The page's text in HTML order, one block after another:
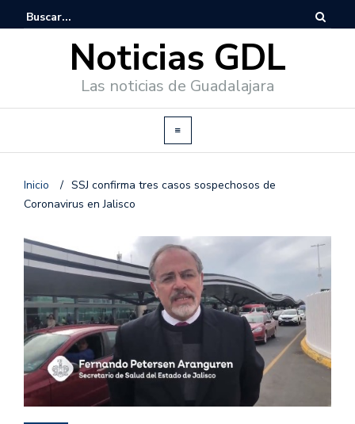
Noticias GDL
Las noticias de Guadalajara
Inicio / SSJ confirma tres casos sospechosos de
Coronavirus en Jalisco